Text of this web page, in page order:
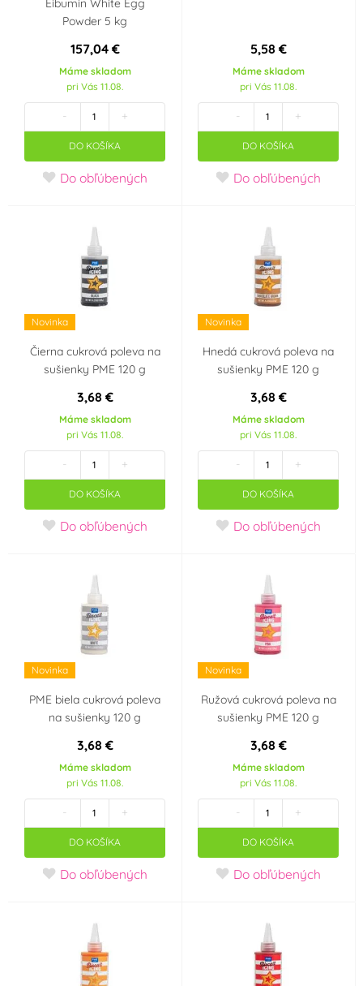
Eibumin White Egg
Powder 5 kg
157,04 €
Máme skladom
pri Vás 11.08.
- +
DO KOŠÍKA
Do obľúbených
5,58 €
Máme skladom
pri Vás 11.08.
- +
DO KOŠÍKA
Do obľúbených
Novinka
Čierna cukrová poleva na
sušienky PME 120 g
3,68 €
Máme skladom
pri Vás 11.08.
- +
DO KOŠÍKA
Do obľúbených
Novinka
Hnedá cukrová poleva na
sušienky PME 120 g
3,68 €
Máme skladom
pri Vás 11.08.
- +
DO KOŠÍKA
Do obľúbených
Novinka
PME biela cukrová poleva
na sušienky 120 g
3,68 €
Máme skladom
pri Vás 11.08.
- +
DO KOŠÍKA
Do obľúbených
Novinka
Ružová cukrová poleva na
sušienky PME 120 g
3,68 €
Máme skladom
pri Vás 11.08.
- +
DO KOŠÍKA
Do obľúbených